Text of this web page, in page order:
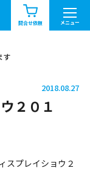
問合せ依頼 メニュー
らせ一覧
関東
す
2018.08.27
２０１
スプレイショウ２